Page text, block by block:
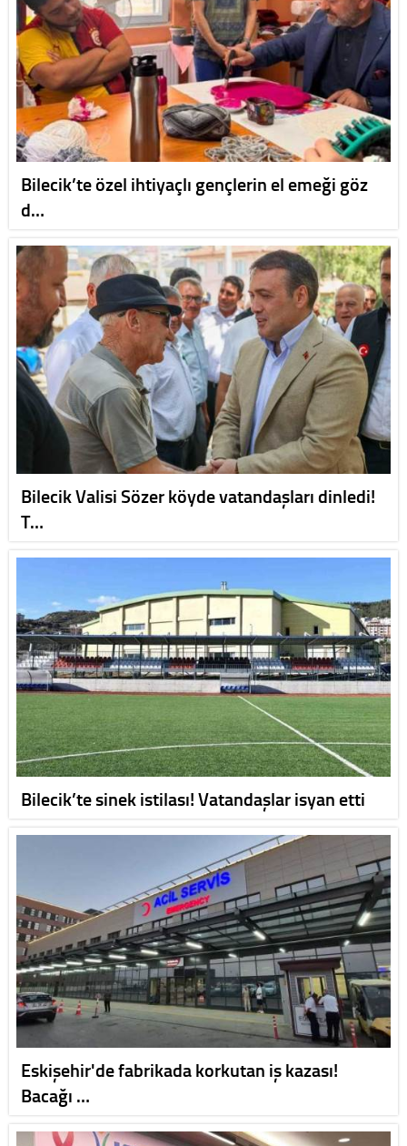
Bilecik’te özel ihtiyaçlı gençlerin el emeği göz
d…
Bilecik Valisi Sözer köyde vatandaşları dinledi!
T…
Bilecik’te sinek istilası! Vatandaşlar isyan etti
Eskişehir'de fabrikada korkutan iş kazası!
Bacağı …